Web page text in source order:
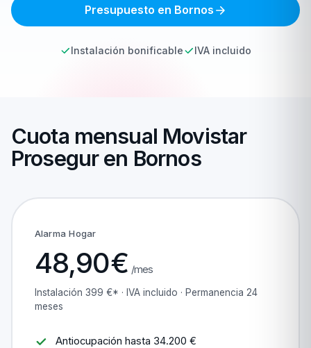
Presupuesto en Bornos
Instalación bonificable IVA incluido
Cuota mensual Movistar
Prosegur en Bornos
Alarma Hogar
48,90€ /mes
Instalación 399 €* · IVA incluido · Permanencia 24
meses
Antiocupación hasta 34.200 €